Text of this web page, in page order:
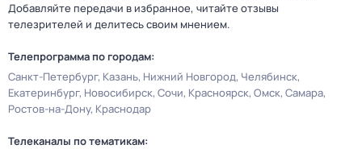
Добавляйте передачи в избранное, читайте отзывы
телезрителей и делитесь своим мнением.
Телепрограмма по городам:
Санкт-Петербург Казань Нижний Новгород Челябинск
Екатеринбург Новосибирск Сочи Красноярск Омск Самара
Ростов-на-Дону Краснодар
Телеканалы по тематикам: